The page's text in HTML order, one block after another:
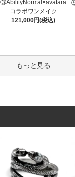
③AbilityNormal×avatara
コラボワンメイク
121,000円(税込)
もっと見る